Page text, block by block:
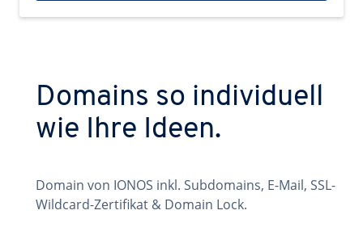
Domains so individuell
wie Ihre Ideen.
Domain von IONOS inkl. Subdomains, E-Mail, SSL-
Wildcard-Zertifikat & Domain Lock.